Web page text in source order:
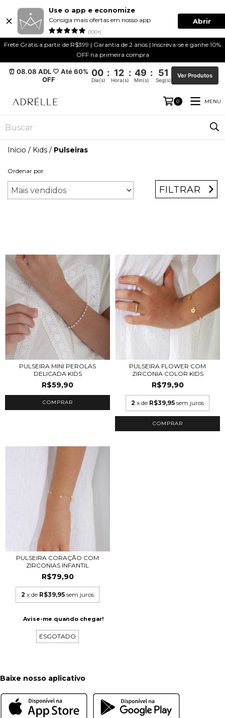
Use o app e economize
Consiga mais ofertas em nosso app
(100+)
Abrir
Frete Grátis a partir de R$399 | Garantia de 2 anos | Inscreva-se e ganhe 10%
OFF na primeira compra
⏰ 08.08 ADL 🤍 Até 60%
OFF
00 : 12 : 49 : 51
Dia(s) Hora(s) Min(s) Seg(s)
Ver Produtos
0 MENU
Início / Kids / Pulseiras
Ordenar por
FILTRAR
PULSEIRA MINI PEROLAS
DELICADA KIDS
R$59,90
PULSEIRA FLOWER COM
ZIRCONIA COLOR KIDS
R$79,90
2 x de R$39,95 sem juros
PULSEIRA CORAÇÃO COM
ZIRCONIAS INFANTIL
R$79,90
2 x de R$39,95 sem juros
Avise-me quando chegar!
ESGOTADO
Baixe nosso aplicativo